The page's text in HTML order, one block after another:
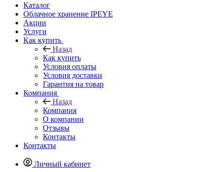
Каталог
Облачное хранение IPEYE
Акции
Услуги
Как купить
Назад
Как купить
Условия оплаты
Условия доставки
Гарантия на товар
Компания
Назад
Компания
О компании
Отзывы
Контакты
Контакты
Личный кабинет